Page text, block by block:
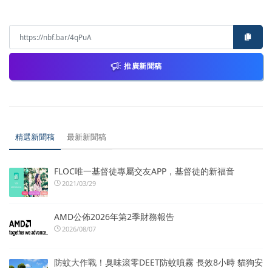
推廣新聞稿
精選新聞稿 最新新聞稿
FLOC唯一基督徒專屬交友APP，基督徒的新福音
2021/03/29
AMD公佈2026年第2季財務報告
2026/08/07
防蚊大作戰！臭味滾零DEET防蚊噴霧 長效8小時 貓狗安